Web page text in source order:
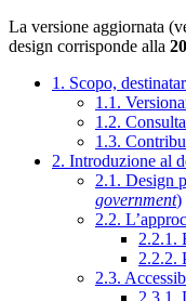
La versione aggiornata
design corrisponde alla
1. Scopo,
1.1.
1.2.
1.3.
2. Introduzione al
2.1. Design
government)
2.2.
2.2.1.
2.2.2.
2.3.
2.3.1.